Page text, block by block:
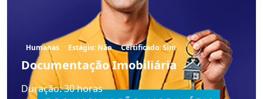
Humanas Estágio: Não Certificado: Sim
Documentação Imobiliária
Duração:30 horas